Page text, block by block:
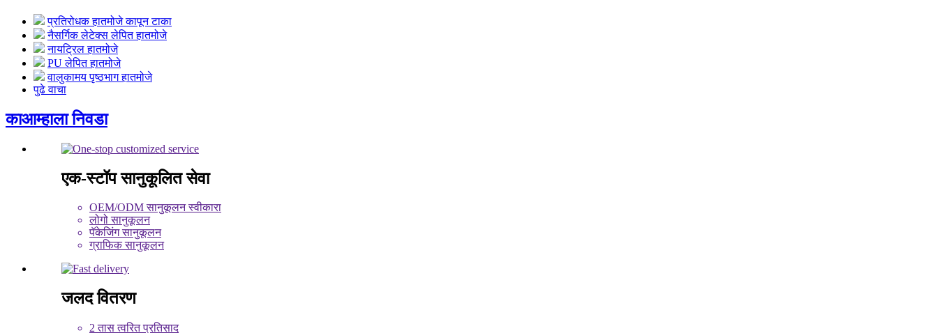
प्रतिरोधक हातमोजे कापून टाका
नैसर्गिक लेटेक्स लेपित हातमोजे
नायट्रिल हातमोजे
PU लेपित हातमोजे
वालुकामय पृष्ठभाग हातमोजे
पुढे वाचा
काआम्हाला निवडा
एक-स्टॉप सानुकूलित सेवा
OEM/ODM सानुकूलन स्वीकारा
लोगो सानुकूलन
पॅकेजिंग सानुकूलन
ग्राफिक सानुकूलन
जलद वितरण
2 तास त्वरित प्रतिसाद